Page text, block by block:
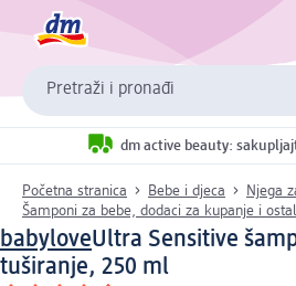
Pretraži i pronađi
dm active beauty:
Početna stranica Bebe i djeca
Njega
Šamponi za bebe, dodaci za kupanje i
babyloveUltra Sensitive
tuširanje, 250 ml